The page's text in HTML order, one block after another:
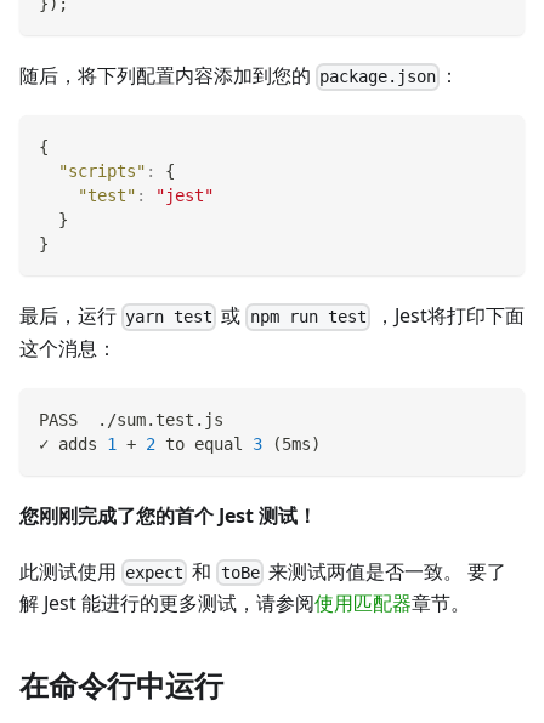
}) ;
随后，将下列配置内容添加到您的 package.json ：
{
"scripts" :
{
"test" :
"jest"
}
}
最后，运行 yarn test 或 npm run test ，Jest将打印下面
这个消息：
PASS  ./sum.test.js
✓ adds 1 + 2 to equal 3 (5ms)
您刚刚完成了您的首个 Jest 测试！
此测试使用 expect 和 toBe来测试两值是否一致。 要了
解 Jest 能进行的更多测试，请参阅使用匹配器章节。
在命令行中运行